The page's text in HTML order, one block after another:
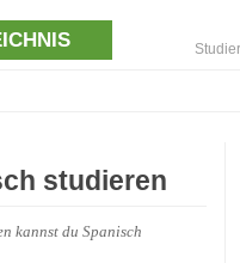
studieren
kannst du Spanisch